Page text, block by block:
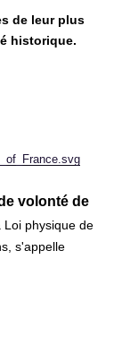
de leur plus
historique.
volonté de
physique de
s'appelle